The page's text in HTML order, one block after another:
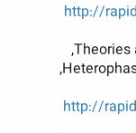
http://
http://